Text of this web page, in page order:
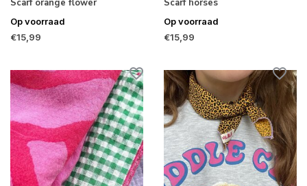
Scarf orange flower
Op voorraad
€15,99
Scarf horses
Op voorraad
€15,99